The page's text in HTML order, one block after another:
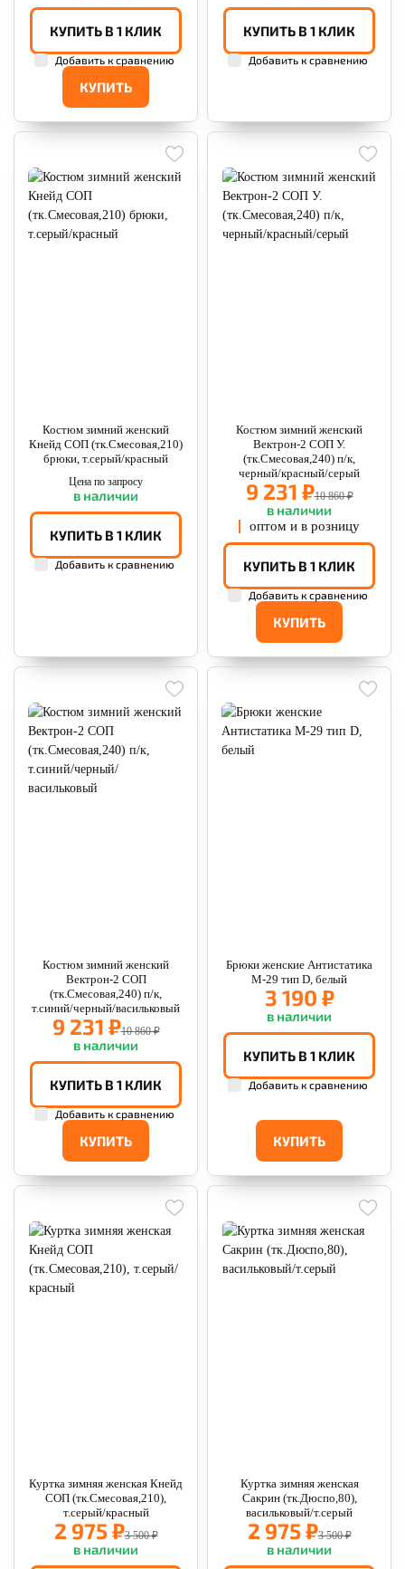
КУПИТЬ
КУПИТЬ В 1 КЛИК
Добавить к сравнению
КУПИТЬ В 1 КЛИК
Добавить к сравнению
Костюм зимний женский
Кнейд СОП (тк.Смесовая,210)
брюки, т.серый/красный
Цена по запросу
в наличии
КУПИТЬ В 1 КЛИК
Добавить к сравнению
Костюм зимний женский
Вектрон-2 СОП У.
(тк.Смесовая,240) п/к,
черный/красный/серый
9 231 ₽10 860 ₽
в наличии
оптом и в розницу
КУПИТЬ
КУПИТЬ В 1 КЛИК
Добавить к сравнению
Костюм зимний женский
Вектрон-2 СОП
(тк.Смесовая,240) п/к,
т.синий/черный/васильковый
9 231 ₽10 860 ₽
в наличии
КУПИТЬ
КУПИТЬ В 1 КЛИК
Добавить к сравнению
Брюки женские Антистатика
М-29 тип D, белый
3 190 ₽
в наличии
КУПИТЬ
КУПИТЬ В 1 КЛИК
Добавить к сравнению
Куртка зимняя женская Кнейд
СОП (тк.Смесовая,210),
т.серый/красный
2 975 ₽3 500 ₽
в наличии
Куртка зимняя женская
Сакрин (тк.Дюспо,80),
васильковый/т.серый
2 975 ₽3 500 ₽
в наличии